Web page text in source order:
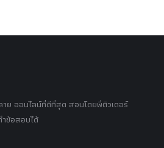
าย ออนไลน์ที่ดีที่สุด สอนโดยพี่ติวเตอร์
ข้อสอบได้